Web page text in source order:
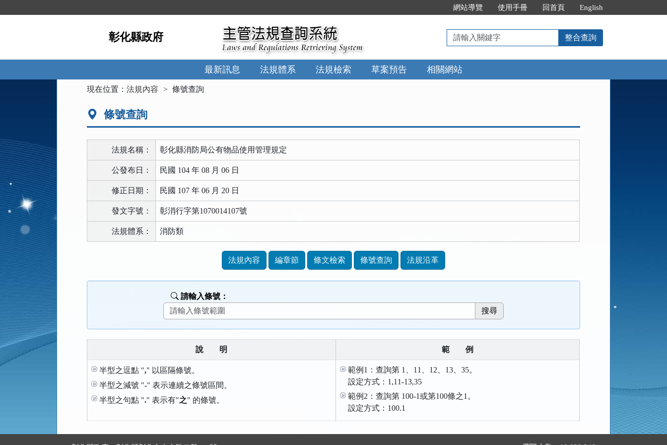
到
網站導覽 使用手冊 回首頁 English
彰化縣政府
請
輸
入
關
鍵
整合查詢
最新訊息 法規體系 法規檢索 草案預告 相關網站
現在位置：法規內容 條號查詢
條號查詢
法規名稱： 彰化縣消防局公有物品使用管理規定
公發布日： 民國 104 年 08 月 06 日
修正日期： 民國 107 年 06 月 20 日
發文字號： 彰消行字第1070014107號
法規體系： 消防類
功
區
法規內容 編章節 條文檢索 條號查詢 法規沿革
請輸入條號：
說 明 範例
半型之逗點 "," 以區隔條號。
半型之減號 "-" 表示連續之條號區間。
半型之句點 "." 表示有"之" 的條號。
範例1：查詢第 1、11、12、13、35。
設定方式：1,11-13,35
範例2：查詢第 100-1或第100條之1。
設定方式：100.1